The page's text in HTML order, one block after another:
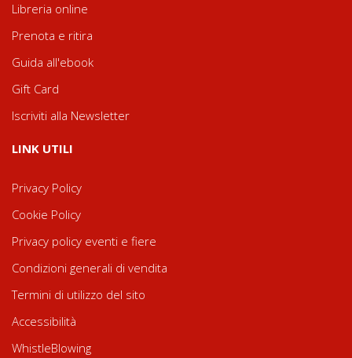
Libreria online
Prenota e ritira
Guida all'ebook
Gift Card
Iscriviti alla Newsletter
LINK UTILI
Privacy Policy
Cookie Policy
Privacy policy eventi e fiere
Condizioni generali di vendita
Termini di utilizzo del sito
Accessibilità
WhistleBlowing